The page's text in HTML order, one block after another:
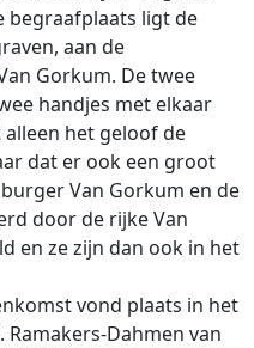
begraafplaats ligt de
aan de
Gorkum. De twee
handjes met elkaar
het geloof de
dat er ook een groot
Van Gorkum en de
door de rijke Van
en ze zijn dan ook in het
vond plaats in het
Ramakers-Dahmen van